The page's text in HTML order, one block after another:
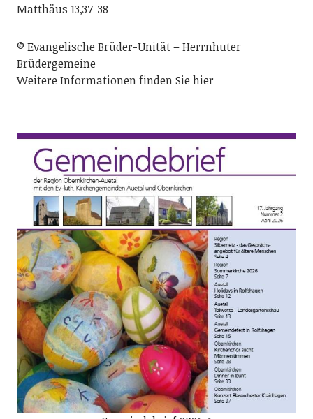
Matthäus 13,37-38
© Evangelische Brüder-Unität – Herrnhuter
Brüdergemeine
Weitere Informationen finden Sie hier